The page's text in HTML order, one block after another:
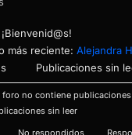
¡Bienvenid@s!
más reciente: Alejandra
Publicaciones sin
foro no contiene
sin leer
No respondidos